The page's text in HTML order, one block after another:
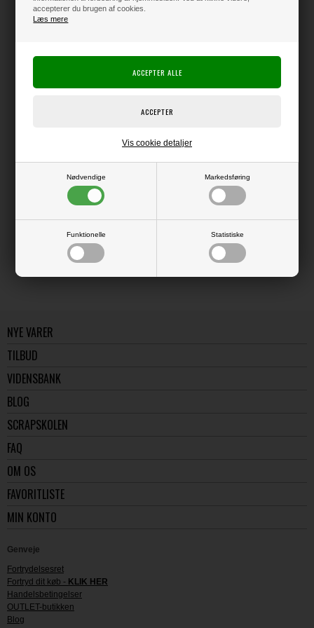
accepterer du brugen af cookies.
Læs mere
Nødvendige Markedsføring
Funktionelle Statistiske
Vis cookie detaljer
Linen Cardstock
Giver flotte, skarpe kanter ved udskæring, og er derfor supergod at bruge
Pakke med 10 ark i str. 12x12" (ca. 30,5 x 30,5 cm).
LÆS OG BLIV INSPIRERET
Læs flere artikler...
NYE VARER
TILBUD
VIDENSBANK
BLOG
SCRAPSKOLEN
FAQ
OM OS
FAVORITLISTE
MIN KONTO
Genveje
Fortrydelsesret
Fortryd dit køb - KLIK HER
Handelsbetingelser
OUTLET-butikken
Blog